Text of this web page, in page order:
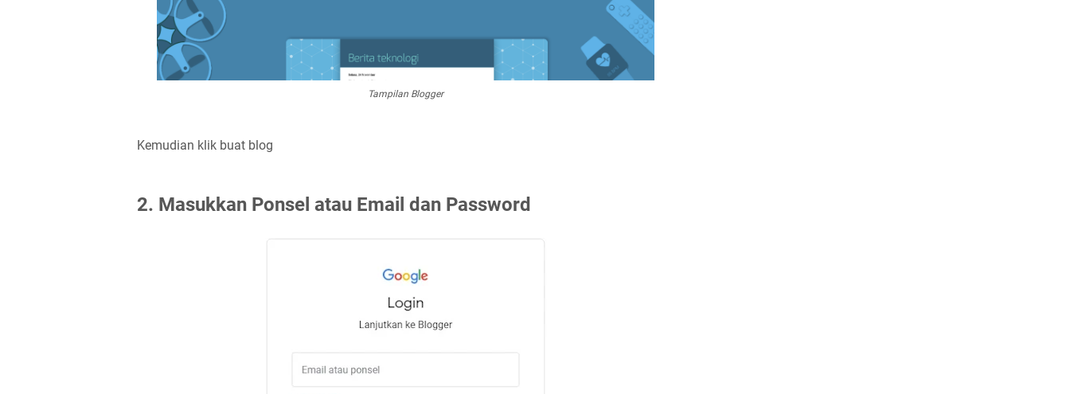
Tampilan Blogger
Kemudian klik buat blog
2. Masukkan Ponsel atau Email dan Password